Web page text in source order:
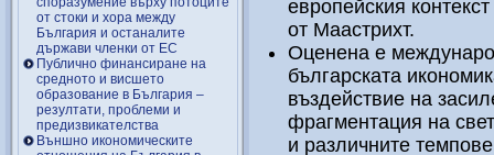
от стоки и хора между
България и останалите
държави членки от ЕС
Публично финансиране на
средното и висшето
образование в България –
резултати, проблеми и
предизвикателства
Външно икономическите
европейския
от Маастрихт.
Оценена е
българската
въздействие на
фрагментация на
и различните